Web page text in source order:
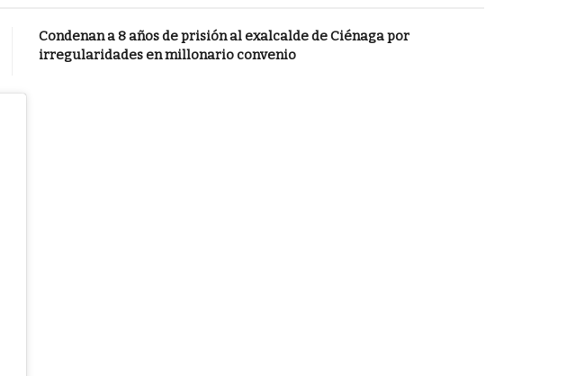
Condenan a 8 años de prisión al exalcalde de Ciénaga por
irregularidades en millonario convenio